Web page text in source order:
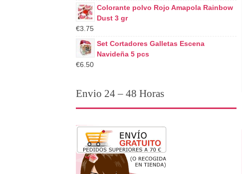
Colorante polvo Rojo Amapola Rainbow
Dust 3 gr
€3.75
Set Cortadores Galletas Escena
Navideña 5 pcs
€6.50
Envio 24 – 48 Horas